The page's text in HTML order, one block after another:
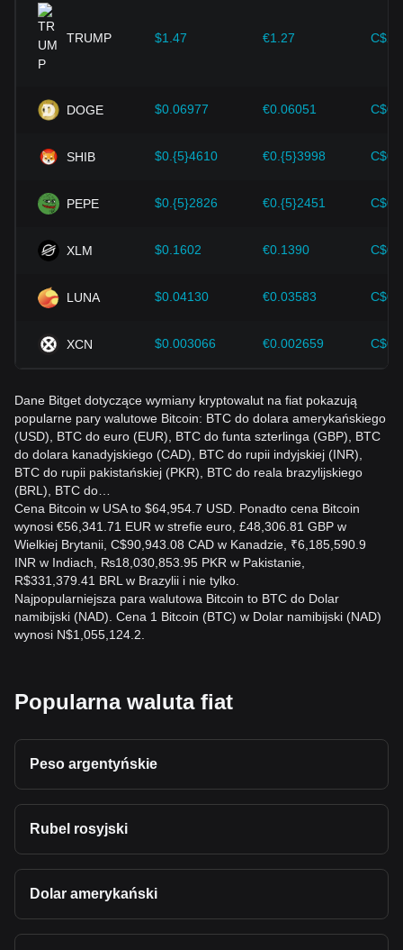
wsparcie dla wzrostu wartości kryptowalut, takich jak Bitcoin.
Inwestorzy muszą zrozumieć tę dynamikę, aby uniknąć
podejmowania błędnych decyzji. Po uwzględnieniu tych
przyszłe zmiany cen Bitcoin i odpowiednio dostosowywać
swoje strategie inwestycyjne do ewoluującego rynku.
TRUMP $1.47 €1.27
DOGE $0.06977 €0.06051
SHIB $0.{5}4610 €0.{5}3998
PEPE $0.{5}2826 €0.{5}2451
XLM $0.1602 €0.1390
LUNA $0.04130 €0.03583
XCN $0.003066 €0.002659
Dane Bitget dotyczące wymiany kryptowalut na fiat pokazują
popularne pary walutowe Bitcoin: BTC do dolara amerykańskiego
(USD), BTC do euro (EUR), BTC do funta szterlinga (GBP), BTC
do dolara kanadyjskiego (CAD), BTC do rupii indyjskiej (INR),
BTC do rupii pakistańskiej (PKR), BTC do reala brazylijskiego
(BRL), BTC do…
Cena Bitcoin w USA to $64,954.7 USD. Ponadto cena Bitcoin
wynosi €56,341.71 EUR w strefie euro, £48,306.81 GBP w
Wielkiej Brytanii, C$90,943.08 CAD w Kanadzie, ₹6,185,590.9
INR w Indiach, ₨18,030,853.95 PKR w Pakistanie,
R$331,379.41 BRL w Brazylii i nie tylko.
Najpopularniejsza para walutowa Bitcoin to BTC do Dolar
namibijski (NAD). Cena 1 Bitcoin (BTC) w Dolar namibijski (NAD)
wynosi N$1,055,124.2.
Popularna waluta fiat
Peso argentyńskie
Rubel rosyjski
Dolar amerykański